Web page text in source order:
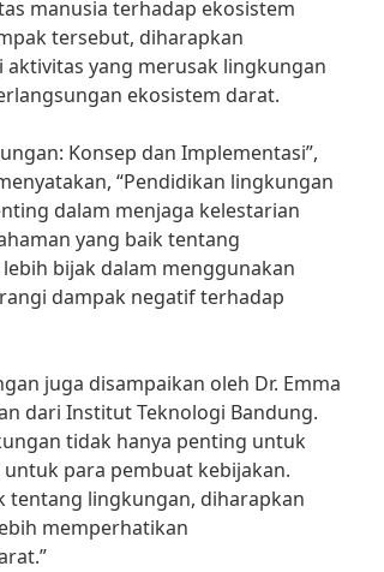
manusia terhadap ekosistem
tersebut, diharapkan
yang merusak lingkungan
ekosistem darat.
Konsep dan Implementasi”,
“Pendidikan lingkungan
dalam menjaga kelestarian
yang baik tentang
bijak dalam menggunakan
dampak negatif terhadap
juga disampaikan oleh Dr. Emma
dari Institut Teknologi Bandung.
tidak hanya penting untuk
para pembuat kebijakan.
tentang lingkungan, diharapkan
memperhatikan